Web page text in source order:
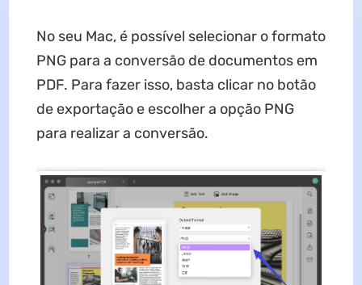
No seu Mac, é possível selecionar o formato
PNG para a conversão de documentos em
PDF. Para fazer isso, basta clicar no botão
de exportação e escolher a opção PNG
para realizar a conversão.